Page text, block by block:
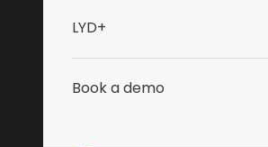
LYD+
Book a demo